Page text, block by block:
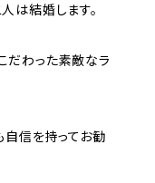
は結婚します。
だわった素敵なラ
自信を持ってお勧